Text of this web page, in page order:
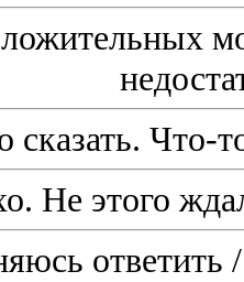
сказать. Что-
Не этого